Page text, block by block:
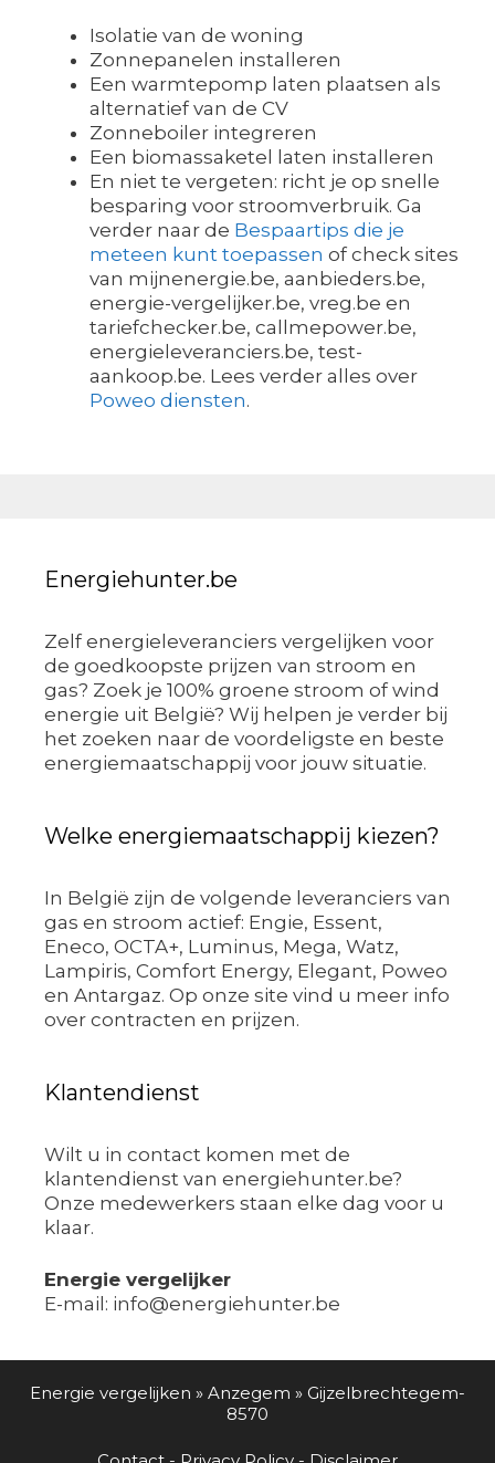
Isolatie van de woning
Zonnepanelen installeren
Een warmtepomp laten plaatsen als
alternatief van de CV
Zonneboiler integreren
Een biomassaketel laten installeren
En niet te vergeten: richt je op snelle
besparing voor stroomverbruik. Ga
verder naar de Bespaartips die je
meteen kunt toepassen of check sites
van mijnenergie.be, aanbieders.be,
energie-vergelijker.be, vreg.be en
tariefchecker.be, callmepower.be,
energieleveranciers.be, test-
aankoop.be. Lees verder alles over
Poweo diensten.
Energiehunter.be
Zelf energieleveranciers vergelijken voor
de goedkoopste prijzen van stroom en
gas? Zoek je 100% groene stroom of wind
energie uit België? Wij helpen je verder bij
het zoeken naar de voordeligste en beste
energiemaatschappij voor jouw situatie.
Welke energiemaatschappij kiezen?
In België zijn de volgende leveranciers van
gas en stroom actief: Engie, Essent,
Eneco, OCTA+, Luminus, Mega, Watz,
Lampiris, Comfort Energy, Elegant, Poweo
en Antargaz. Op onze site vind u meer info
over contracten en prijzen.
Klantendienst
Wilt u in contact komen met de
klantendienst van energiehunter.be?
Onze medewerkers staan elke dag voor u
klaar.
Energie vergelijker
E-mail: info@energiehunter.be
Energie vergelijken » Anzegem » Gijzelbrechtegem-
8570